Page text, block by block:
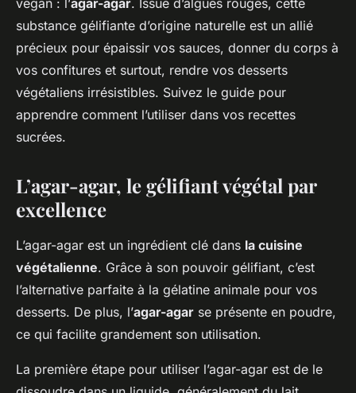
vegan : l’agar-agar. Issue d’algues rouges, cette
substance gélifiante d’origine naturelle est un allié
précieux pour épaissir vos sauces, donner du corps à
vos confitures et surtout, rendre vos desserts
végétaliens irrésistibles. Suivez le guide pour
apprendre comment l’utiliser dans vos recettes
sucrées.
L’agar-agar, le gélifiant végétal par
excellence
L’agar-agar est un ingrédient clé dans la cuisine
végétalienne. Grâce à son pouvoir gélifiant, c’est
l’alternative parfaite à la gélatine animale pour vos
desserts. De plus, l’agar-agar se présente en poudre,
ce qui facilite grandement son utilisation.
La première étape pour utiliser l’agar-agar est de le